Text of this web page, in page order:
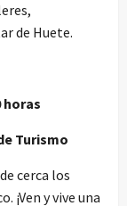
de Huete.
horas
Turismo
cerca los
¡Ven y vive una